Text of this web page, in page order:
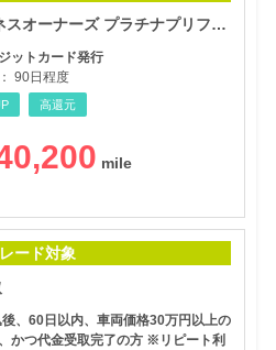
【三井住友カード ビジネスオーナーズ プラチナプリファード】
ットカード発行
90日程度
高還元
ード対象
、60日以内、車両価格30万円以上の
かつ代金受取完了の方 ※リピート利